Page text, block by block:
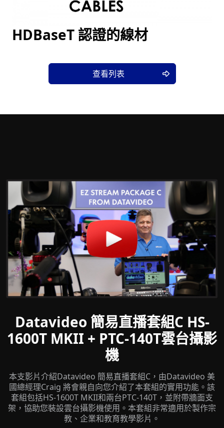
HDBaseT 認證的線材
查看列表
Datavideo 簡易直播套組C HS-
1600T MKII + PTC-140T雲台攝影
機
本支影片介紹Datavideo 簡易直播套組C，由Datavideo 美
國總經理Craig 將會親自向您介紹了本套組的實用功能。該
套組包括HS-1600T MKII和兩台PTC-140T，並附帶牆面支
架，協助您裝設雲台攝影機使用。本套組非常適用於製作宗
教、企業和教育教學影片。